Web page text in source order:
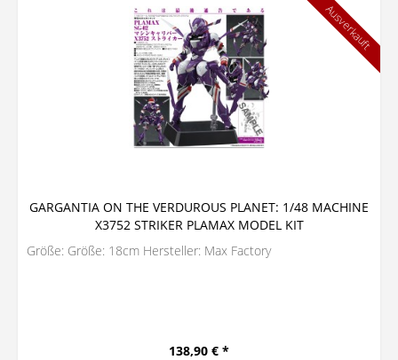
GARGANTIA ON THE VERDUROUS PLANET: 1/48 MACHINE
X3752 STRIKER PLAMAX MODEL KIT
Größe: Größe: 18cm Hersteller: Max Factory
Ausverkauft
138,90 € *